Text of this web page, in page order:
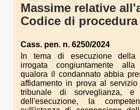
Massime relative
Codice di
Cass. pen. n. 6250/2024
In tema di esecuzione della
irrogata congiuntamente
qualora il condannato abbia
affidamento in prova al servizio
tribunale di sorveglianza,
dell'esecuzione, la